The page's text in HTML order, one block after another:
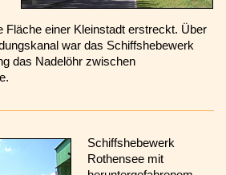
Fläche einer Kleinstadt erstreckt. Über
war das Schiffshebewerk
das Nadelöhr zwischen
Schiffshebewerk
Rothensee mit